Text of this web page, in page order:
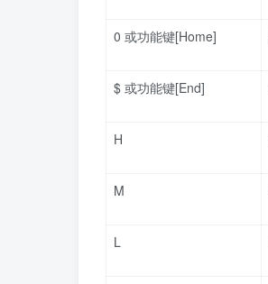
0 或功能键[Home]
$ 或功能键[End]
H
M
L